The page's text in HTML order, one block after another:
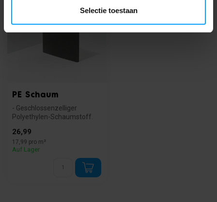
Selectie toestaan
PE Schaum
- Geschlossenzelliger
Polyethylen-Schaumstoff.
Palet...
26,99
17,99 pro m²
Auf Lager